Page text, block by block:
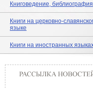
Книговедение, библиография
Книги на церковно-
языке
Книги на иностранных